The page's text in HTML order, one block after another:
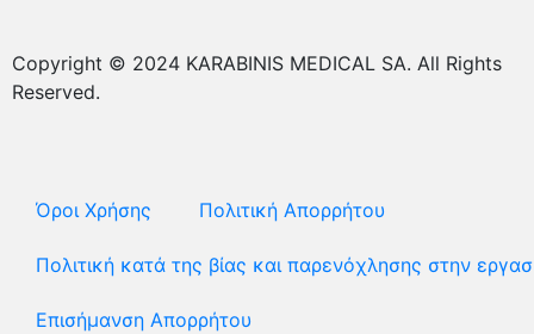
Copyright © 2024 KARABINIS MEDICAL SA. All Rights
Reserved.
Όροι Χρήσης Πολιτική Απορρήτου
Πολιτική κατά της βίας και παρενόχλησης στην
Επισήμανση Απορρήτου